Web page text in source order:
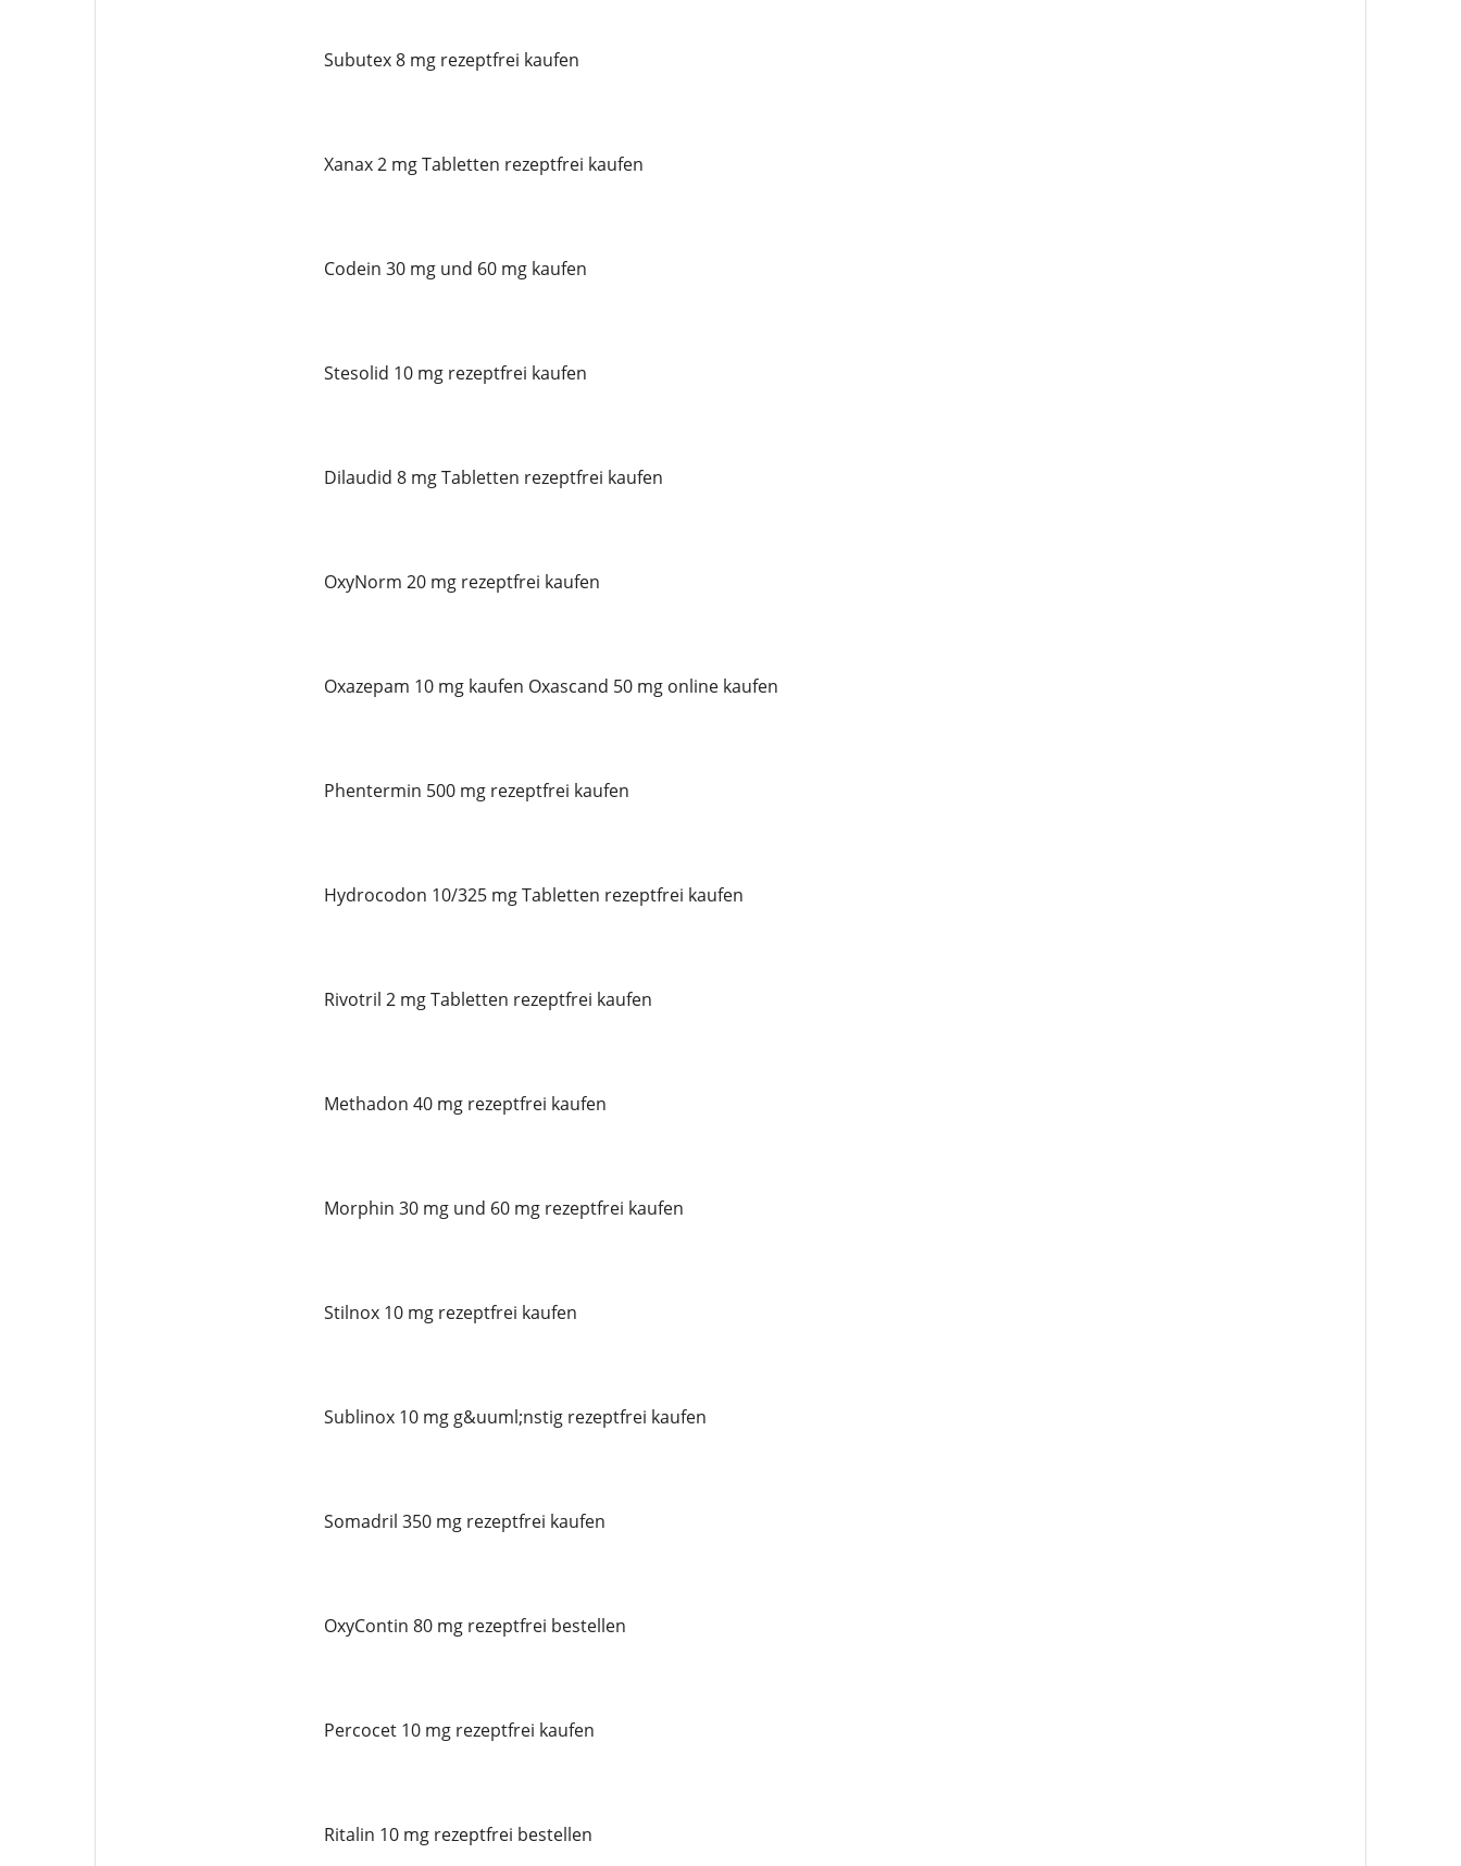
Subutex 8 mg rezeptfrei kaufen
Xanax 2 mg Tabletten rezeptfrei kaufen
Codein 30 mg und 60 mg kaufen
Stesolid 10 mg rezeptfrei kaufen
Dilaudid 8 mg Tabletten rezeptfrei kaufen
OxyNorm 20 mg rezeptfrei kaufen
Oxazepam 10 mg kaufen Oxascand 50 mg online kaufen
Phentermin 500 mg rezeptfrei kaufen
Hydrocodon 10/325 mg Tabletten rezeptfrei kaufen
Rivotril 2 mg Tabletten rezeptfrei kaufen
Methadon 40 mg rezeptfrei kaufen
Morphin 30 mg und 60 mg rezeptfrei kaufen
Stilnox 10 mg rezeptfrei kaufen
Sublinox 10 mg g&uuml;nstig rezeptfrei kaufen
Somadril 350 mg rezeptfrei kaufen
OxyContin 80 mg rezeptfrei bestellen
Percocet 10 mg rezeptfrei kaufen
Ritalin 10 mg rezeptfrei bestellen